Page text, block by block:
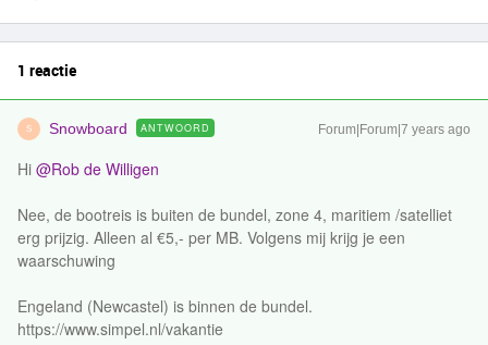
1 reactie
S Snowboard ANTWOORD Forum|Forum|7 years ago
Hi @Rob de Willigen
Nee, de bootreis is buiten de bundel, zone 4, maritiem /satelliet
erg prijzig. Alleen al €5,- per MB. Volgens mij krijg je een
waarschuwing
Engeland (Newcastel) is binnen de bundel.
https://www.simpel.nl/vakantie